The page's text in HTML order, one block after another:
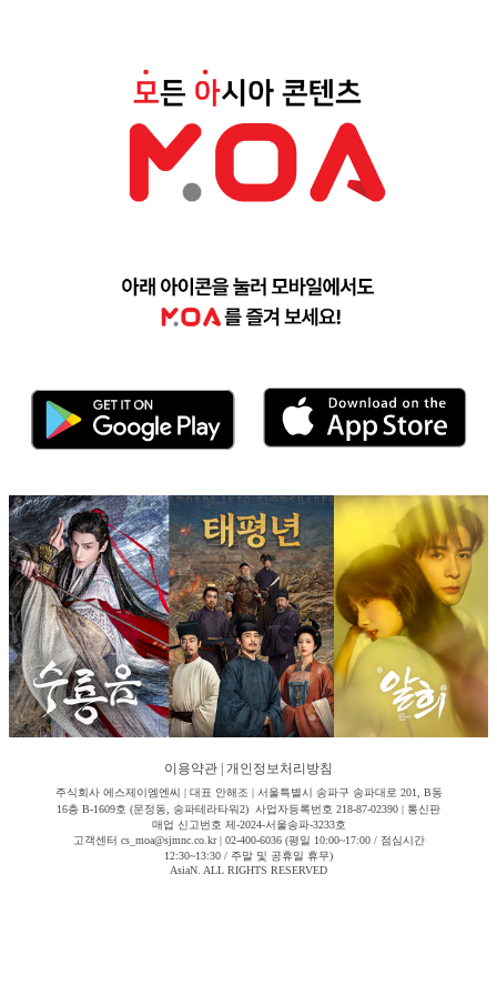
이용약관 개인정보처리방침
주식회사 에스제이엠엔씨 | 대표 안해조 | 서울특별시 송파구 송파대로 201, B동
16층 B-1609호 (문정동, 송파테라타워2) 사업자등록번호 218-87-02390 | 통신판
매업 신고번호 제-2024-서울송파-3233호
고객센터 cs_moa@sjmnc.co.kr | 02-400-6036 (평일 10:00~17:00 / 점심시간
12:30~13:30 / 주말 및 공휴일 휴무)
AsiaN. ALL RIGHTS RESERVED